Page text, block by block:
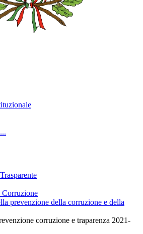
Corruzione
prevenzione della corruzione e della
corruzione e traparenza 2021-